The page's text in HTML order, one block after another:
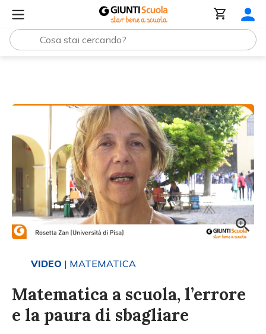
VIDEO | MATEMATICA
Matematica a scuola, l’errore
e la paura di sbagliare